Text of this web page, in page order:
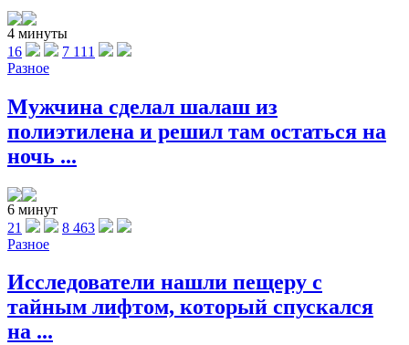
4 минуты
16
7 111
Разное
Мужчина сделал шалаш из
полиэтилена и решил там остаться на
ночь ...
6 минут
21
8 463
Разное
Исследователи нашли пещеру с
тайным лифтом, который спускался
на ...